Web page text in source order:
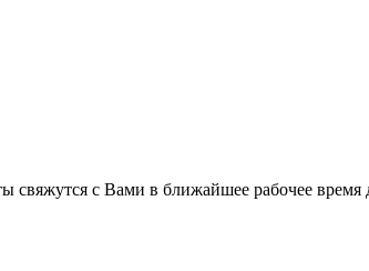
с Вами в ближайшее рабочее время